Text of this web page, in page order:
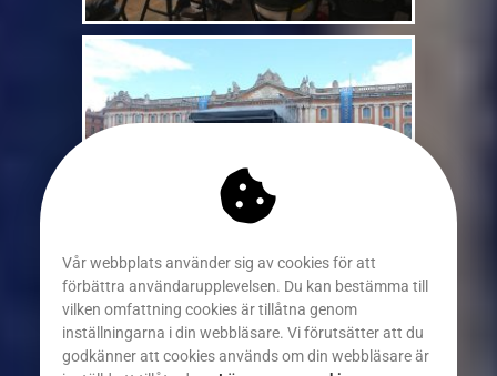
Vår webbplats använder sig av cookies för att
förbättra användarupplevelsen. Du kan bestämma till
vilken omfattning cookies är tillåtna genom
inställningarna i din webbläsare. Vi förutsätter att du
godkänner att cookies används om din webbläsare är